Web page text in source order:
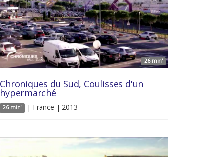
26 min'
Chroniques du Sud, Coulisses d'un
hypermarché
26 min' | France | 2013